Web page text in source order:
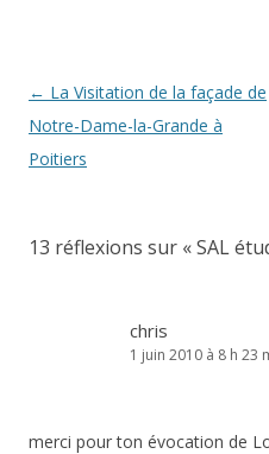
Navigation
des
articles
← La Visitation de la façade de
Notre-Dame-la-Grande à
Poitiers
13 réflexions sur «SAL
chris
1 juin 2010 à 8 h 23
merci pour ton évocation de